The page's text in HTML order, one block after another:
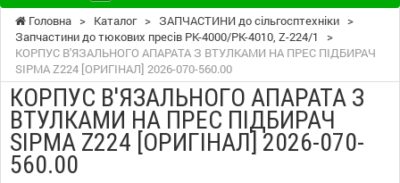
Головна > Каталог > ЗАПЧАСТИНИ до сільгосптехніки >
Запчастини до тюкових пресів PK-4000/PK-4010, Z-224/1
>
КОРПУС В'ЯЗАЛЬНОГО АПАРАТА З ВТУЛКАМИ НА ПРЕС ПІДБИРАЧ
SIPMA Z224 [ОРИГІНАЛ] 2026-070-560.00
КОРПУС В'ЯЗАЛЬНОГО АПАРАТА З
ВТУЛКАМИ НА ПРЕС ПІДБИРАЧ
SIPMA Z224 [ОРИГІНАЛ] 2026-070-
560.00